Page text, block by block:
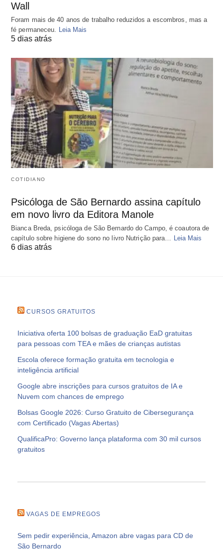
Wall
Foram mais de 40 anos de trabalho reduzidos a escombros, mas a
fé permaneceu. Leia Mais
5 dias atrás
COTIDIANO
Psicóloga de São Bernardo assina capítulo
em novo livro da Editora Manole
Bianca Breda, psicóloga de São Bernardo do Campo, é coautora de
capítulo sobre higiene do sono no livro Nutrição para…
Leia Mais
6 dias atrás
CURSOS GRATUITOS
Iniciativa oferta 100 bolsas de graduação EaD gratuitas
para pessoas com TEA e mães de crianças autistas
Escola oferece formação gratuita em tecnologia e
inteligência artificial
Google abre inscrições para cursos gratuitos de IA e
Nuvem com chances de emprego
Bolsas Google 2026: Curso Gratuito de Cibersegurança
com Certificado (Vagas Abertas)
QualificaPro: Governo lança plataforma com 30 mil cursos
gratuitos
VAGAS DE EMPREGOS
Sem pedir experiência, Amazon abre vagas para CD de
São Bernardo